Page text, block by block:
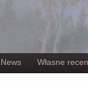
News Własne